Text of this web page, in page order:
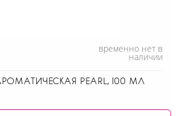
временно нет в
наличии
PEARL, 100 МЛ